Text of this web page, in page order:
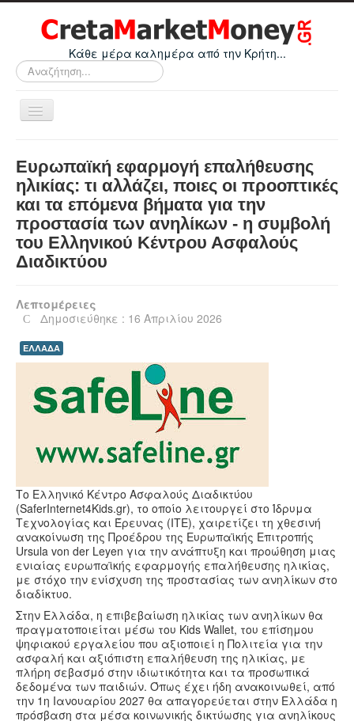
Κάθε μέρα καλημέρα από την Κρήτη...
Αναζήτηση...
Εναλλαγή
πλοήγησης
Οικονομικά
Κρήτη
Ελλάδα
Ε.Ε.
Απόψεις
Τεχνολογία
Υγεία
Πολιτισμός
Αθλητικά
Βίντεο
Ευρωπαϊκή εφαρμογή επαλήθευσης
ηλικίας: τι αλλάζει, ποιες οι προοπτικές
και τα επόμενα βήματα για την
προστασία των ανηλίκων - η συμβολή
του Ελληνικού Κέντρου Ασφαλούς
Διαδικτύου
Λεπτομέρειες
Δημοσιεύθηκε : 16 Απριλίου 2026
ΕΛΛΑΔΑ
Το Ελληνικό Κέντρο Ασφαλούς Διαδικτύου
(SaferInternet4Kids.gr), το οποίο λειτουργεί στο Ίδρυμα
Τεχνολογίας και Έρευνας (ΙΤΕ), χαιρετίζει τη χθεσινή
ανακοίνωση της Προέδρου της Ευρωπαϊκής Επιτροπής
Ursula von der Leyen για την ανάπτυξη και προώθηση μιας
ενιαίας ευρωπαϊκής εφαρμογής επαλήθευσης ηλικίας,
με στόχο την ενίσχυση της προστασίας των ανηλίκων στο
διαδίκτυο.
Στην Ελλάδα, η επιβεβαίωση ηλικίας των ανηλίκων θα
πραγματοποιείται μέσω του Kids Wallet, του επίσημου
ψηφιακού εργαλείου που αξιοποιεί η Πολιτεία για την
ασφαλή και αξιόπιστη επαλήθευση της ηλικίας, με
πλήρη σεβασμό στην ιδιωτικότητα και τα προσωπικά
δεδομένα των παιδιών. Όπως έχει ήδη ανακοινωθεί, από
την 1η Ιανουαρίου 2027 θα απαγορεύεται στην Ελλάδα η
πρόσβαση στα μέσα κοινωνικής δικτύωσης για ανηλίκους